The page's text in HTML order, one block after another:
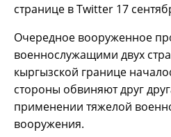
странице в Twitter 17
Очередное вооруженное
военнослужащими двух
кыргызской границе
стороны обвиняют друг
применении тяжелой
вооружения.